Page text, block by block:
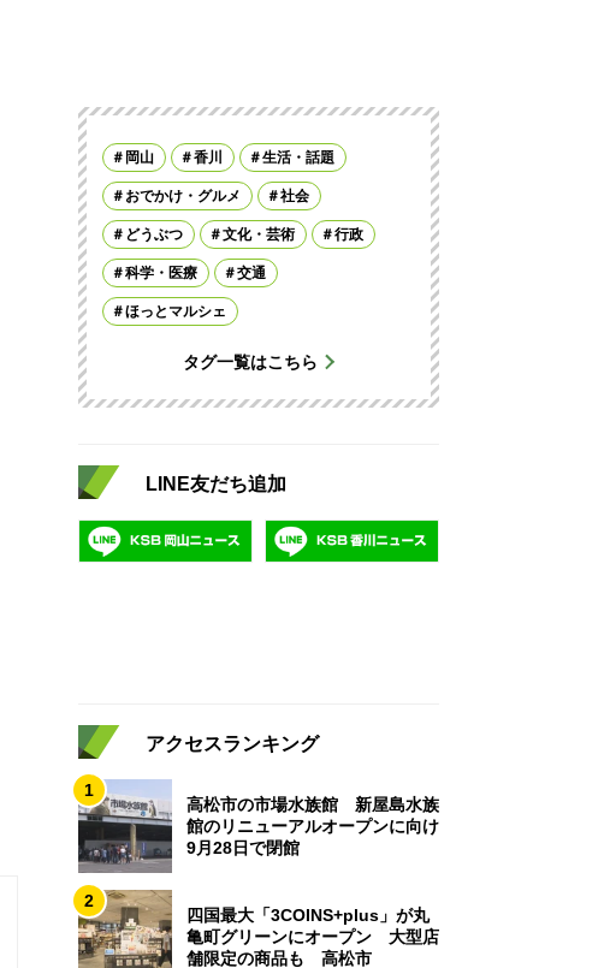
岡山 香川 生活・話題
おでかけ・グルメ 社会
どうぶつ 文化・芸術 行政
科学・医療 交通
ほっとマルシェ
タグ一覧はこちら
LINE友だち追加
アクセスランキング
1
高松市の市場水族館 新屋島水族
館のリニューアルオープンに向け
9月28日で閉館
2
四国最大「3COINS+plus」が丸
亀町グリーンにオープン 大型店
舗限定の商品も 高松市